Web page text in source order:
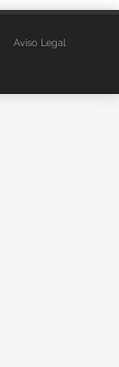
Aviso Legal